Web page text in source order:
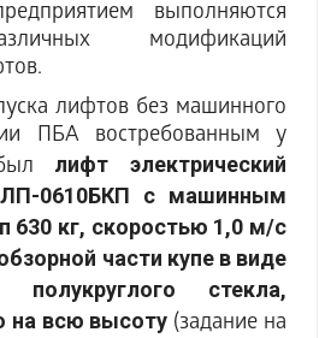
выполняются
модификаций
лифтов без машинного
ПБА востребованным у
лифт электрический
ЛП-0610БКП с машинным
630 кг, скоростью 1,0 м/с
части купе в виде
полукруглого стекла,
на всю высоту (задание на